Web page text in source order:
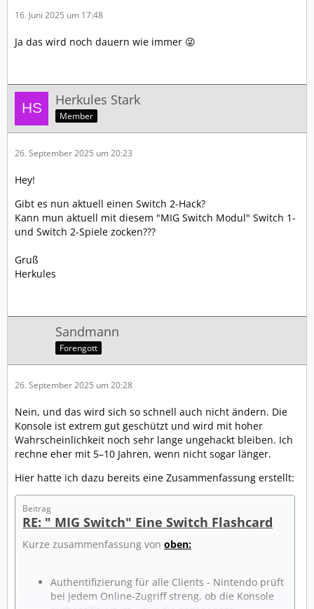
16. Juni 2025 um 17:48
Ja das wird noch dauern wie immer 😜
Herkules Stark
Member
26. September 2025 um 20:23
Hey!
Gibt es nun aktuell einen Switch 2-Hack?
Kann mun aktuell mit diesem "MIG Switch Modul" Switch 1-
und Switch 2-Spiele zocken???
Gruß
Herkules
Sandmann
Forengott
26. September 2025 um 20:28
Nein, und das wird sich so schnell auch nicht ändern. Die
Konsole ist extrem gut geschützt und wird mit hoher
Wahrscheinlichkeit noch sehr lange ungehackt bleiben. Ich
rechne eher mit 5–10 Jahren, wenn nicht sogar länger.
Hier hatte ich dazu bereits eine Zusammenfassung erstellt:
Beitrag
RE: " MIG Switch" Eine Switch Flashcard
Kurze zusammenfassung von oben:
Authentifizierung für alle Clients - Nintendo prüft
bei jedem Online-Zugriff streng, ob die Konsole